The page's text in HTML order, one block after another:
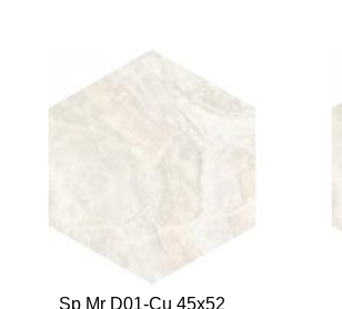
Sp Mr D01-Cu 45x52